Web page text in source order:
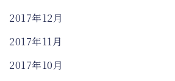
2017年12月
2017年11月
2017年10月